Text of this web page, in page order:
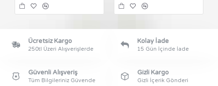
Ücretsiz Kargo
250tl Üzeri Alışverişlerde
Kolay İade
15 Gün İçinde İade
Güvenli Alışveriş
Tüm Bilgileriniz Güvende
Gizli Kargo
Gizli İçerik Gönderi